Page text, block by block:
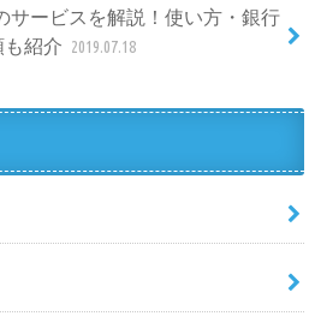
サービスを解説！使い方・銀行
紹介 2019.07.18